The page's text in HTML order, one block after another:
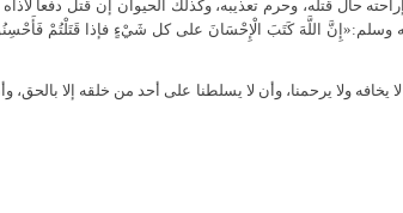
حال قتله، وحرم تعذيبه، وكذلك الحيوان إن قتل دفعا لأذاه
وسلم:«إِنَّ اللَّهَ كَتَبَ الْإِحْسَانَ على كل شَيْءٍ فإذا قَتَلْتُمْ
يخافه ولا يرحمنا، وأن لا يسلطنا على أحد من خلقه إلا بالحق،